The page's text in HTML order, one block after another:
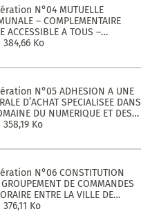
N°04 MUTUELLE
– COMPLEMENTAIRE
ACCESSIBLE A TOUS –
DE PARTENARIAT AVEC
ET AUTORISATION DE
384,66 Ko
N°05 ADHESION A UNE
D’ACHAT SPECIALISEE DANS
DU NUMERIQUE ET DES
DENOMMEE « CANUT »
358,19 Ko
N°06 CONSTITUTION
GROUPEMENT DE COMMANDES
ENTRE LA VILLE DE
LA COMMUNE DE
376,11 Ko